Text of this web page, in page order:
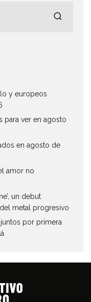
y europeos
ver en agosto
en agosto de
amor no
un debut
metal progresivo
por primera